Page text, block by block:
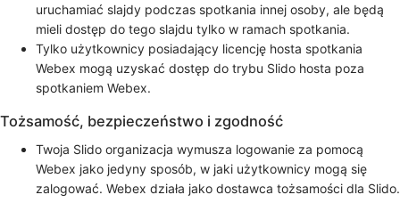
uruchamiać slajdy podczas spotkania innej osoby, ale będą
mieli dostęp do tego slajdu tylko w ramach spotkania.
Tylko użytkownicy posiadający licencję hosta spotkania
Webex mogą uzyskać dostęp do trybu Slido hosta poza
spotkaniem Webex.
Tożsamość, bezpieczeństwo i zgodność
Twoja Slido organizacja wymusza logowanie za pomocą
Webex jako jedyny sposób, w jaki użytkownicy mogą się
zalogować. Webex działa jako dostawca tożsamości dla Slido.